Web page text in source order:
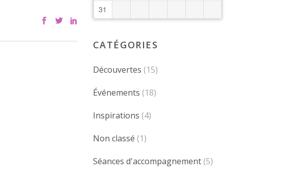
31
CATÉGORIES
Découvertes (15)
Événements (18)
Inspirations (4)
Non classé (1)
Séances d'accompagnement(5)